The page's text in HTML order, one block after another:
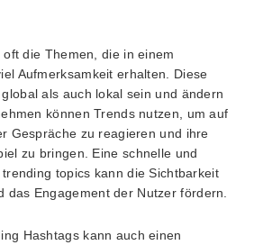
die Themen, die in einem
Aufmerksamkeit erhalten. Diese
als auch lokal sein und ändern
können Trends nutzen, um auf
Gespräche zu reagieren und ihre
zu bringen. Eine schnelle und
topics kann die Sichtbarkeit
das Engagement der Nutzer fördern.
Hashtags kann auch einen